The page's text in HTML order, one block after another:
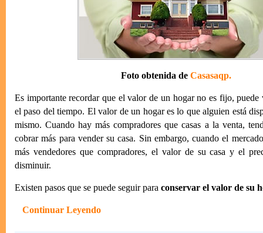
Foto obtenida de Casasaqp.
Es importante recordar que el valor de un hogar no es fijo,
el paso del tiempo. El valor de un hogar es lo que alguien está
mismo. Cuando hay más compradores que casas a la venta,
cobrar más para vender su casa. Sin embargo, cuando el
más vendedores que compradores, el valor de su casa y el
disminuir.
Existen pasos que se puede seguir para conservar el valor de su
Continuar Leyendo